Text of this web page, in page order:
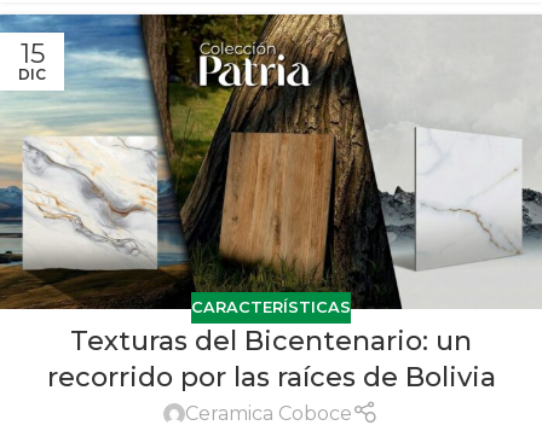
15
DIC
CARACTERÍSTICAS
Texturas del Bicentenario: un
recorrido por las raíces de Bolivia
Ceramica Coboce